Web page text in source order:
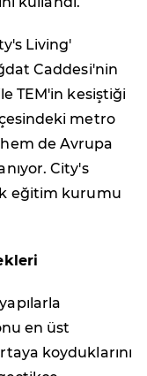
Living'
Caddesi'nin
TEM'in kesiştiği
metro
hem de Avrupa
City's
eğitim kurumu
en üst
koyduklarını